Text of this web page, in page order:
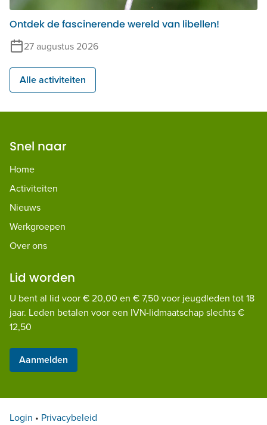
Ontdek de fascinerende wereld van libellen!
27 augustus 2026
Alle activiteiten
Snel naar
Home
Activiteiten
Nieuws
Werkgroepen
Over ons
Lid worden
U bent al lid voor € 20,00 en € 7,50 voor jeugdleden tot 18
jaar. Leden betalen voor een IVN-lidmaatschap slechts €
12,50
Aanmelden
Login • Privacybeleid